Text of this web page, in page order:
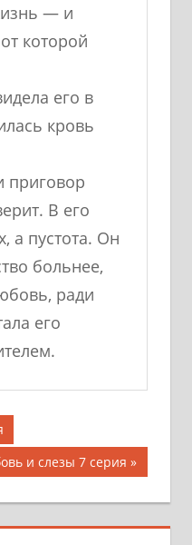
— и
которой
его в
кровь
приговор
В его
а пустота. Он
больнее,
ради
его
и слезы 7 серия